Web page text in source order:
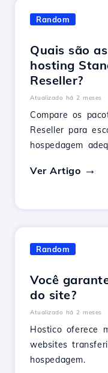
Random
Quais são
hosting
Reseller?
Atualizado há 2 meses
Compare os
Reseller para
hospedagem
Ver Artigo
Random
Você
do site?
Atualizado há 2 meses
Hostico oferece
websites
hospedagem.